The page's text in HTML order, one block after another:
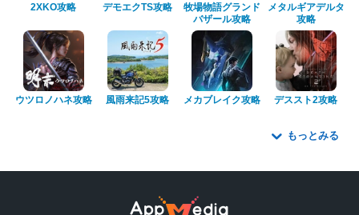
2XKO攻略 デモエクTS攻略
牧場物語グランド
バザール攻略
メタルギアデルタ
攻略
ウツロノハネ攻略 風雨来記5攻略 メカブレイク攻略 デススト2攻略
もっとみる